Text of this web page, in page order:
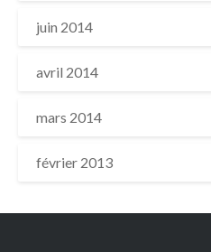
juin 2014
avril 2014
mars 2014
février 2013